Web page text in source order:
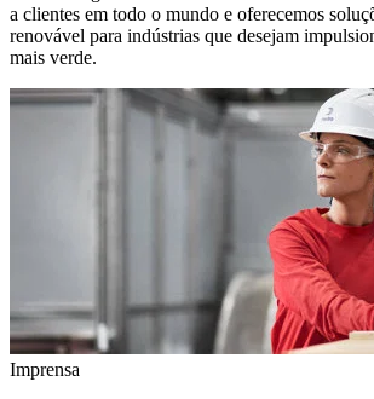
a clientes em todo o mundo e oferecemos
renovável para indústrias que desejam
mais verde.
Imprensa